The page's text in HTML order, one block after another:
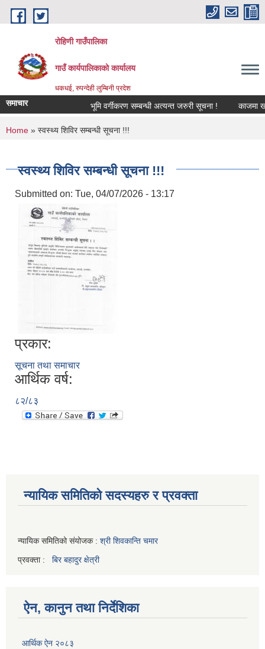
Skip to main content
रोहिणी गाउँपालिका
गाउँ कार्यपालिकाको कार्यालय
धकधई, रुपन्देही लुम्बिनी प्रदेश
समाचार भूमि वर्गीकरण सम्बन्धी अत्यन्त जरुरी सूचना ! काजमा
You are here
Home » स्वस्थ्य शिविर सम्बन्धी सूचना !!!
स्वस्थ्य शिविर सम्बन्धी सूचना !!!
Submitted on: Tue, 04/07/2026 - 13:17
प्रकार:
सूचना तथा समाचार
आर्थिक वर्ष:
८२/८३
न्यायिक समितिको सदस्यहरु र प्रवक्ता
न्यायिक समितिको संयोजक : श्री शिवकान्ति चमार
प्रवक्ता : बिर बहादुर क्षेत्री
ऐन, कानुन तथा निर्देशिका
आर्थिक ऐन २०८३